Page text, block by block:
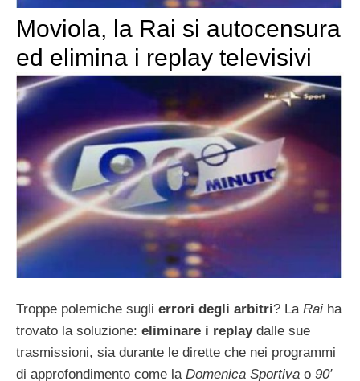
Moviola, la Rai si autocensura
ed elimina i replay televisivi
Troppe polemiche sugli errori degli arbitri? La Rai ha
trovato la soluzione: eliminare i replaydalle sue
trasmissioni, sia durante le dirette che nei programmi
di approfondimento come la Domenica Sportiva o 90′